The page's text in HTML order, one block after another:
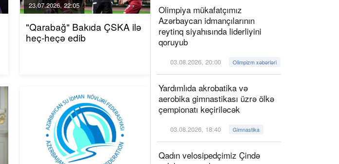
23.07.2026, 22:05
"Qarabağ" Bakıda ÇSKA ilə
heç-heçə edib
Olimpiya mükafatçımız
Azərbaycan idmançılarının
reytinq siyahısında liderliyini
qoruyub
03.08.2026, 20:00 Olimpizm xəbərləri
Yardımlıda akrobatika və
aerobika gimnastikası üzrə ölkə
çempionatı keçiriləcək
03.08.2026, 18:40 Gimnastika
Qadın velosipedçimiz Çində